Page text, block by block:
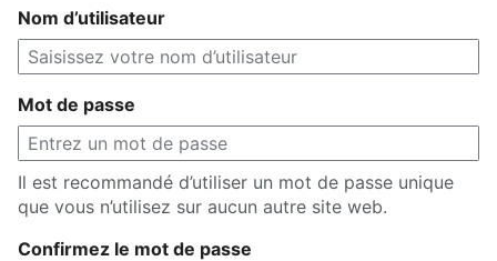
Nom d’utilisateur
Mot de passe
Il est recommandé d’utiliser un mot de passe unique
que vous n’utilisez sur aucun autre site web.
Confirmez le mot de passe